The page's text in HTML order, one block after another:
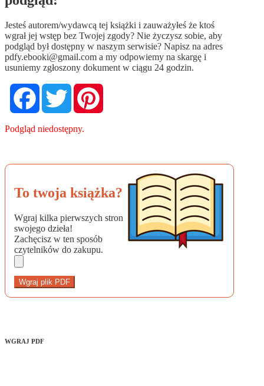
Jesteś autorem/wydawcą tej książki i zauważyłeś że ktoś
wgrał jej wstęp bez Twojej zgody? Nie życzysz sobie, aby
podgląd był dostępny w naszym serwisie? Napisz na adres
pdfy.ebooki@gmail.com a my odpowiemy na skargę i
usuniemy zgłoszony dokument w ciągu 24 godzin.
FacebookTwitter
Podgląd niedostępny.
To twoja książka?
Wgraj kilka pierwszych stron
swojego dzieła!
Zachęcisz w ten sposób
czytelników do zakupu.
Wgraj plik PDF
WGRAJ PDF